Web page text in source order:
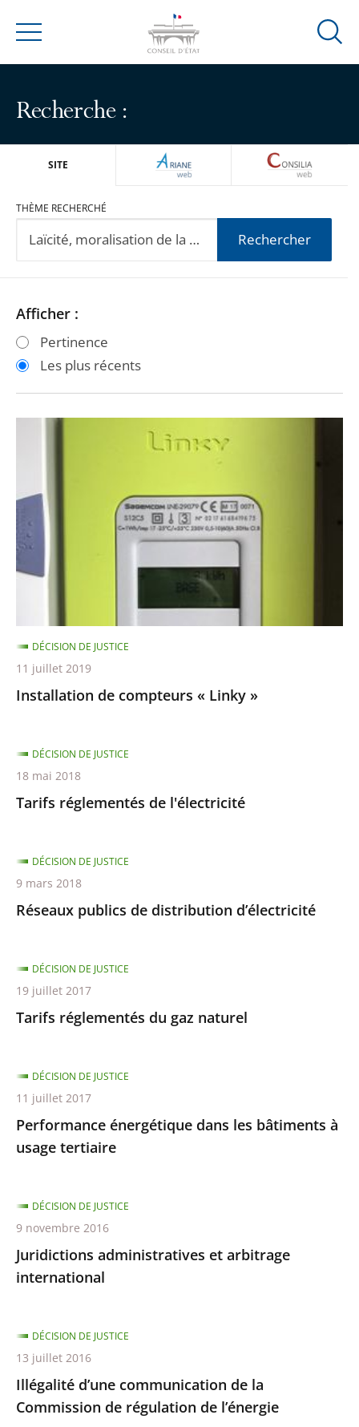
Menu
Ouvrir
Recherche :
SITE ARIANEWEB
THÈME RECHERCHÉ
Rechercher
Passer
les
filtres
Passer
les
filtres
Afficher :
Pertinence
Les plus récents
«
Linky
»
Installation de compteurs « Linky »
DÉCISION DE JUSTICE
11 juillet 2019
Tarifs réglementés de l'électricité
DÉCISION DE JUSTICE
18 mai 2018
Réseaux publics de distribution d’électricité
DÉCISION DE JUSTICE
9 mars 2018
Tarifs réglementés du gaz naturel
DÉCISION DE JUSTICE
19 juillet 2017
Performance énergétique dans les bâtiments à
usage tertiaire
DÉCISION DE JUSTICE
11 juillet 2017
Juridictions administratives et arbitrage
international
DÉCISION DE JUSTICE
9 novembre 2016
Illégalité d’une communication de la
Commission de régulation de l’énergie
DÉCISION DE JUSTICE
13 juillet 2016